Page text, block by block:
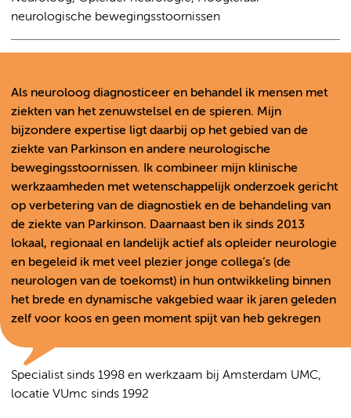
neurologische bewegingsstoornissen
Als neuroloog diagnosticeer en behandel ik mensen met
ziekten van het zenuwstelsel en de spieren. Mijn
bijzondere expertise ligt daarbij op het gebied van de
ziekte van Parkinson en andere neurologische
bewegingsstoornissen. Ik combineer mijn klinische
werkzaamheden met wetenschappelijk onderzoek gericht
op verbetering van de diagnostiek en de behandeling van
de ziekte van Parkinson. Daarnaast ben ik sinds 2013
lokaal, regionaal en landelijk actief als opleider neurologie
en begeleid ik met veel plezier jonge collega’s (de
neurologen van de toekomst) in hun ontwikkeling binnen
het brede en dynamische vakgebied waar ik jaren geleden
zelf voor koos en geen moment spijt van heb gekregen
Specialist sinds 1998 en werkzaam bij Amsterdam UMC,
locatie VUmc sinds 1992